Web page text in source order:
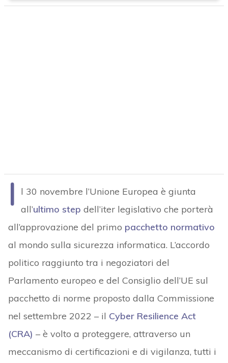
I
l 30 novembre l’Unione Europea è giunta
all’ultimo step dell’iter legislativo che porterà
all’approvazione del primo pacchetto normativo
al mondo sulla sicurezza informatica. L’accordo
politico raggiunto tra i negoziatori del
Parlamento europeo e del Consiglio dell’UE sul
pacchetto di norme proposto dalla Commissione
nel settembre 2022 – il Cyber Resilience Act
(CRA) – è volto a proteggere, attraverso un
meccanismo di certificazioni e di vigilanza, tutti i